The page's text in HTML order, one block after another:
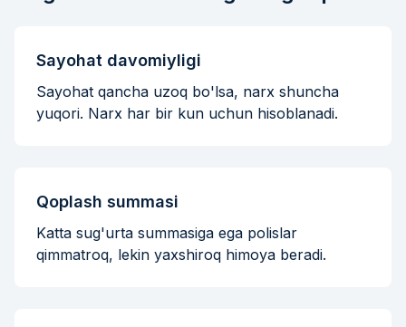
Sayohat davomiyligi
Sayohat qancha uzoq bo'lsa, narx shuncha
yuqori. Narx har bir kun uchun hisoblanadi.
Qoplash summasi
Katta sug'urta summasiga ega polislar
qimmatroq, lekin yaxshiroq himoya beradi.